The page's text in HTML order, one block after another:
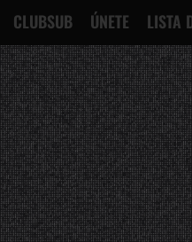
CLUBSUB ÚNETE LISTA